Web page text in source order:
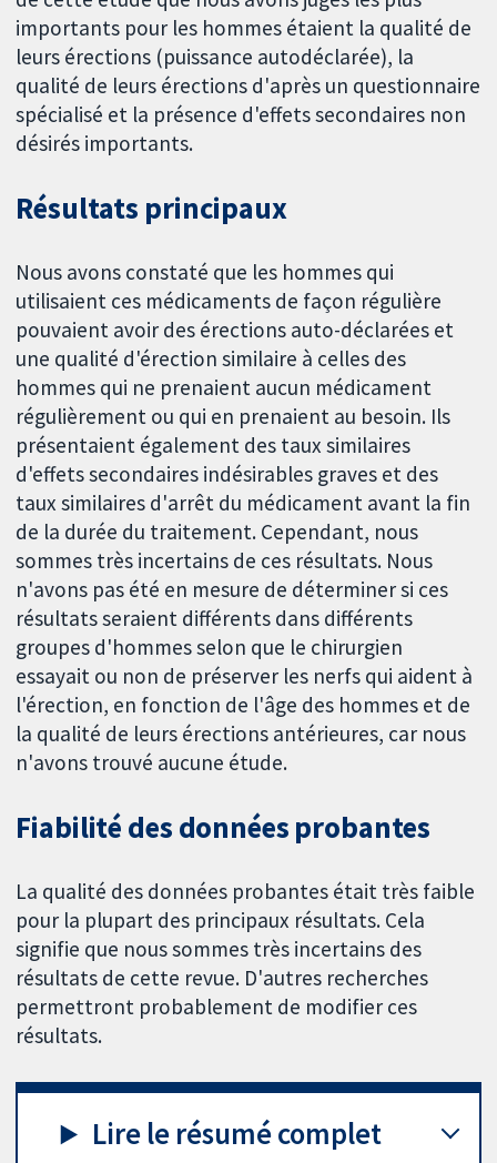
importants pour les hommes étaient la qualité de
leurs érections (puissance autodéclarée), la
qualité de leurs érections d'après un questionnaire
spécialisé et la présence d'effets secondaires non
désirés importants.
Résultats principaux
Nous avons constaté que les hommes qui
utilisaient ces médicaments de façon régulière
pouvaient avoir des érections auto-déclarées et
une qualité d'érection similaire à celles des
hommes qui ne prenaient aucun médicament
régulièrement ou qui en prenaient au besoin. Ils
présentaient également des taux similaires
d'effets secondaires indésirables graves et des
taux similaires d'arrêt du médicament avant la fin
de la durée du traitement. Cependant, nous
sommes très incertains de ces résultats. Nous
n'avons pas été en mesure de déterminer si ces
résultats seraient différents dans différents
groupes d'hommes selon que le chirurgien
essayait ou non de préserver les nerfs qui aident à
l'érection, en fonction de l'âge des hommes et de
la qualité de leurs érections antérieures, car nous
n'avons trouvé aucune étude.
Fiabilité des données probantes
La qualité des données probantes était très faible
pour la plupart des principaux résultats. Cela
signifie que nous sommes très incertains des
résultats de cette revue. D'autres recherches
permettront probablement de modifier ces
résultats.
Lire le résumé complet